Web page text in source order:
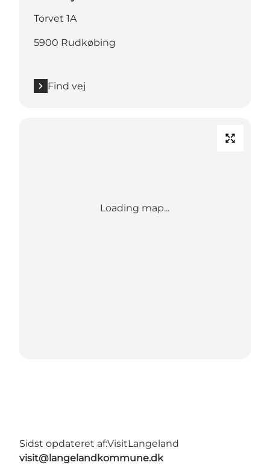
Torvet 1A
5900 Rudkøbing
Find vej
Loading map...
Sidst opdateret af:VisitLangeland
visit@langelandkommune.dk